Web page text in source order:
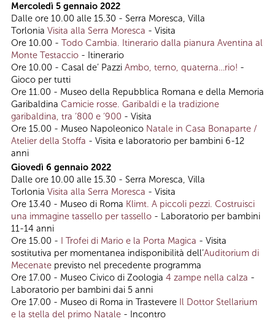
Mercoledì 5 gennaio 2022
Dalle ore 10.00 alle 15.30 - Serra Moresca, Villa
Torlonia Visita alla Serra Moresca - Visita
Ore 10.00 - Todo Cambia. Itinerario dalla pianura Aventina al
Monte Testaccio - Itinerario
Ore 10.00 - Casal de’ Pazzi Ambo, terno, quaterna…rio! -
Gioco per tutti
Ore 11.00 - Museo della Repubblica Romana e della Memoria
Garibaldina Camicie rosse. Garibaldi e la tradizione
garibaldina, tra ‘800 e ‘900 - Visita
Ore 15.00 - Museo Napoleonico Natale in Casa Bonaparte /
Atelier della Stoffa - Visita e laboratorio per bambini 6-12
anni
Giovedì 6 gennaio 2022
Dalle ore 10.00 alle 15.30 - Serra Moresca, Villa
Torlonia Visita alla Serra Moresca - Visita
Ore 13.40 - Museo di Roma Klimt. A piccoli pezzi. Costruisci
una immagine tassello per tassello - Laboratorio per bambini
11-14 anni
Ore 15.00 -
I Trofei di Mario e la Porta Magica - Visita
sostitutiva per momentanea indisponibilità dell’Auditorium di
Mecenate previsto nel precedente programma
Ore 17.00 - Museo Civico di Zoologia 4 zampe nella calza -
Laboratorio per bambini dai 5 anni
Ore 17.00 - Museo di Roma in Trastevere Il Dottor Stellarium
e la stella del primo Natale - Incontro